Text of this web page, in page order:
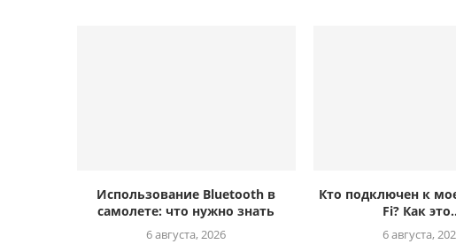
Использование Bluetooth в
самолете: что нужно знать
6 августа, 2026
Кто подключен к
Fi? Как
6 августа,